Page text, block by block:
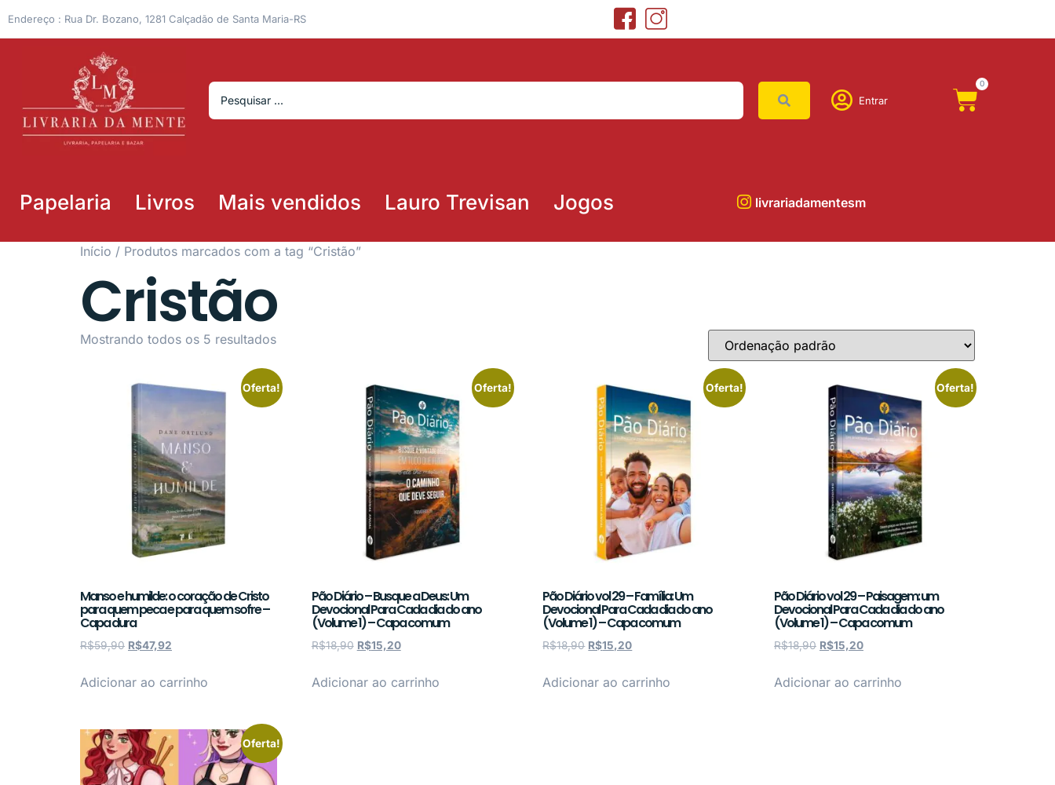
Endereço : Rua Dr. Bozano, 1281 Calçadão de Santa Maria-RS
Entrar
0
Papelaria Livros Mais vendidos Lauro Trevisan Jogos livrariadamentesm
Início / Produtos marcados com a tag “Cristão”
Cristão
Mostrando todos os 5 resultados
Oferta!
Manso e humilde: o coração de Cristo
para quem peca e para quem sofre –
Capa dura
R$59,90 R$47,92
Adicionar ao carrinho
Oferta!
Pão Diário – Busque a Deus: Um
Devocional Para Cada dia do ano
(Volume 1) – Capa comum
R$18,90 R$15,20
Adicionar ao carrinho
Oferta!
Pão Diário vol 29 – Família: Um
Devocional Para Cada dia do ano
(Volume 1) – Capa comum
R$18,90 R$15,20
Adicionar ao carrinho
Oferta!
Pão Diário vol 29 – Paisagem: um
Devocional Para Cada dia do ano
(Volume 1) – Capa comum
R$18,90 R$15,20
Adicionar ao carrinho
Oferta!